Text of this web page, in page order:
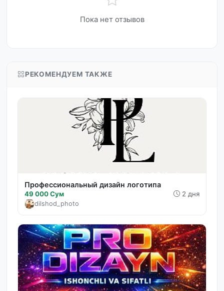
Пока нет отзывов
РЕКОМЕНДУЕМ ТАКЖЕ
Профессиональный дизайн логотипа
49 000 Сум 2 дня
dilshod_photo